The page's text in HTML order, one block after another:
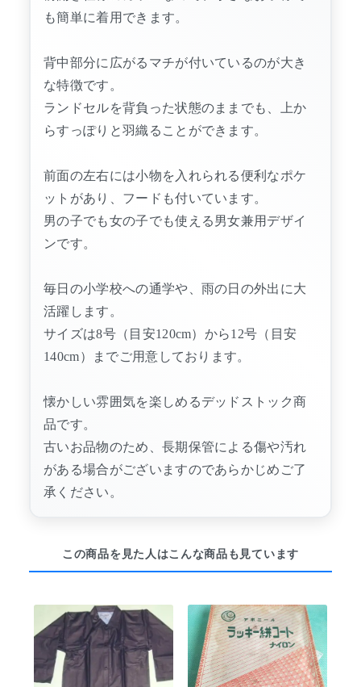
も簡単に着用できます。
背中部分に広がるマチが付いているのが大き
な特徴です。
ランドセルを背負った状態のままでも、上か
らすっぽりと羽織ることができます。
前面の左右には小物を入れられる便利なポケ
ットがあり、フードも付いています。
男の子でも女の子でも使える男女兼用デザイ
ンです。
毎日の小学校への通学や、雨の日の外出に大
活躍します。
サイズは8号（目安120cm）から12号（目安
140cm）までご用意しております。
懐かしい雰囲気を楽しめるデッドストック商
品です。
古いお品物のため、長期保管による傷や汚れ
がある場合がございますのであらかじめご了
承ください。
この商品を見た人はこんな商品も見ています